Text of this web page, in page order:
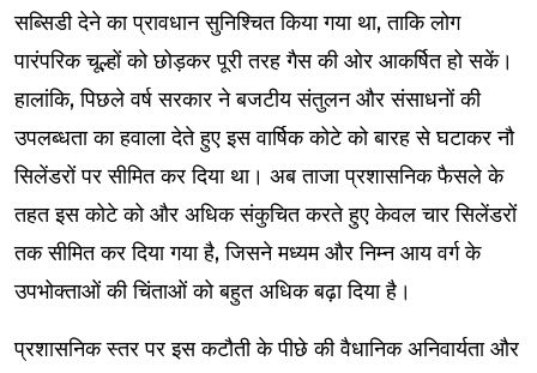
सब्सिडी देने का प्रावधान सुनिश्चित किया गया था, ताकि लोग
पारंपरिक चूल्हों को छोड़कर पूरी तरह गैस की ओर आकर्षित हो सकें।
हालांकि, पिछले वर्ष सरकार ने बजटीय संतुलन और संसाधनों की
उपलब्धता का हवाला देते हुए इस वार्षिक कोटे को बारह से घटाकर नौ
सिलेंडरों पर सीमित कर दिया था। अब ताजा प्रशासनिक फैसले के
तहत इस कोटे को और अधिक संकुचित करते हुए केवल चार सिलेंडरों
तक सीमित कर दिया गया है, जिसने मध्यम और निम्न आय वर्ग के
उपभोक्ताओं की चिंताओं को बहुत अधिक बढ़ा दिया है।
प्रशासनिक स्तर पर इस कटौती के पीछे की वैधानिक अनिवार्यता और